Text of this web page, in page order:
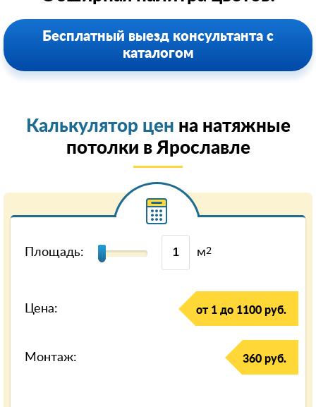
Бесплатный выезд консультанта с
каталогом
Калькулятор цен на натяжные
потолки в Ярославле
Площадь: м2
Цена: от 1 до 1100 руб.
Монтаж: 360 руб.